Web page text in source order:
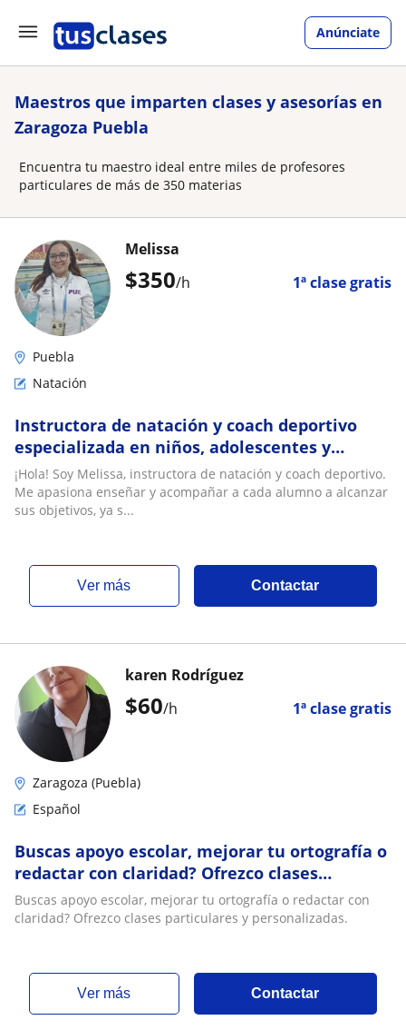
Anúnciate
Maestros que imparten clases y asesorías en
Zaragoza Puebla
Encuentra tu maestro ideal entre miles de profesores
particulares de más de 350 materias
$350/h 1ª clase gratis
Melissa
Puebla
Natación
Instructora de natación y coach deportivo
especializada en niños, adolescentes y
adultos. Clases personalizadas
¡Hola! Soy Melissa, instructora de natación y coach deportivo.
Me apasiona enseñar y acompañar a cada alumno a alcanzar
sus objetivos, ya s...
ver más Contactar
$60/h 1ª clase gratis
karen Rodríguez
Zaragoza (Puebla)
Español
Buscas apoyo escolar, mejorar tu ortografía o
redactar con claridad? Ofrezco clases
particulares y personalizadas
Buscas apoyo escolar, mejorar tu ortografía o redactar con
claridad? Ofrezco clases particulares y personalizadas.
ver más Contactar